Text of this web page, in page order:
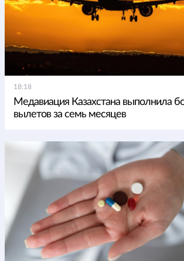
18:18
Медавиация Казахстана выполнила
вылетов за семь месяцев